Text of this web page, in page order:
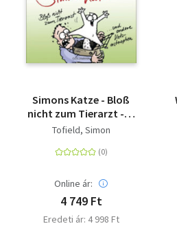
Simons Katze - Bloß
nicht zum Tierarzt - ...
und andere Katz-
Tofield, Simon
Online ár:
4 749 Ft
Eredeti ár: 4 998 Ft